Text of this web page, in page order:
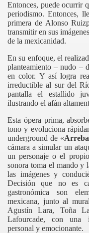
Entonces, puede ocurrir
periodismo. Entonces,
primera de Alonso
transmitir en sus
de la mexicanidad.
En su enfoque, el
planteamiento – nudo –
en color. Y así logra
irreductible al sur del
pantalla el estallido
ilustrando el afán
Esta ópera prima,
tono y evoluciona
underground de «
cámara a simular un
un personaje o el
sonora toma el mando y
las imágenes y
Decisión que no es
gastronómica son
mexicana, junto al
Agustín Lara, Toña
Lafourcade, con una
personal y emocionante.